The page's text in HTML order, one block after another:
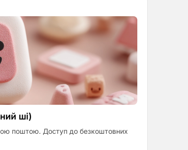
шi)
поштою. Доступ до безкоштовних